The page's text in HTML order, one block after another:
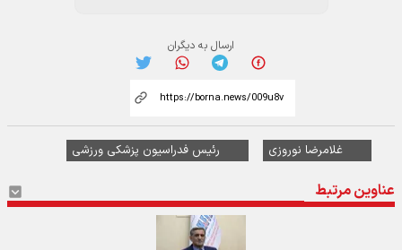
ارسال به دیگران
غلامرضا نوروزی رئیس فدراسیون پزشکی ورزشی
عناوین مرتبط